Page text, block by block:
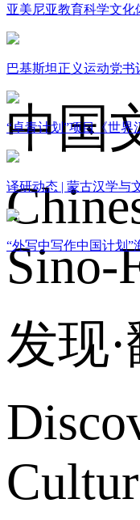
亚美尼亚教育科学文化
巴基斯坦正义运动党书
“卓青计划”项目《世
译研动态 | 蒙古汉学与
“外写中写作中国计划”
关于
中国
Sino-
发现